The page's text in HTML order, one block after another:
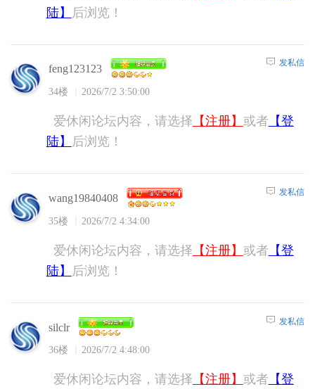
陆】
后浏览！
feng123123
34楼 2026/7/2 3:50:00
发私信
爱休闲论坛内容，请选择 【注册】 或者 【登
陆】
后浏览！
wang19840408
35楼 2026/7/2 4:34:00
发私信
爱休闲论坛内容，请选择 【注册】 或者 【登
陆】
后浏览！
silclr
36楼 2026/7/2 4:48:00
发私信
爱休闲论坛内容，请选择 【注册】 或者 【登